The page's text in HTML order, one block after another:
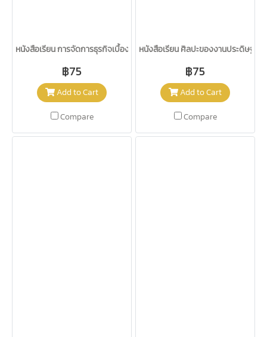
หนังสือเรียน การจัดการธุรกิจเบื้องต้น ม.4-6/อจท.
฿75
Add to Cart
Compare
หนังสือเรียน ศิลปะของงานประดิษฐ์ ม
฿75
Add to Cart
Compare